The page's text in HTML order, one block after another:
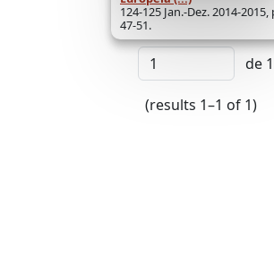
124-125 Jan.-Dez. 2014-2015,
47-51.
de 1
(results 1–1 of 1)